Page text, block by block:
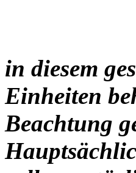
in diesem
Einheiten
Beachtung